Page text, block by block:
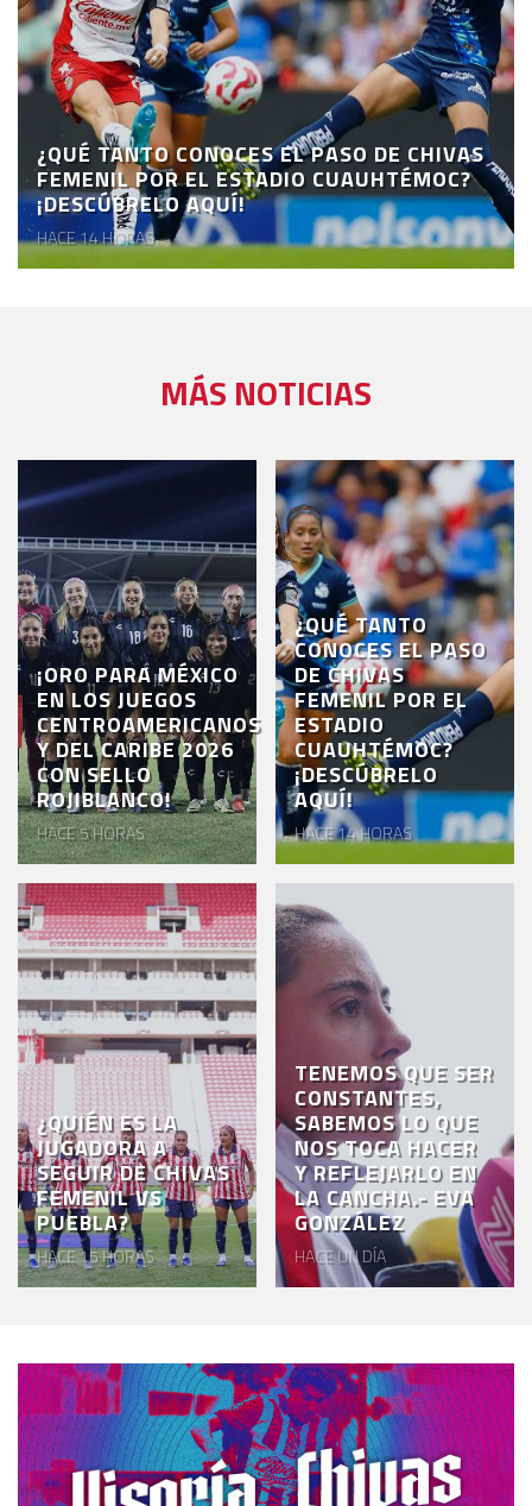
¿QUÉ TANTO CONOCES EL PASO DE CHIVAS
FEMENIL POR EL ESTADIO CUAUHTÉMOC?
¡DESCÚBRELO AQUÍ!
HACE 14 HORAS
MÁS NOTICIAS
¡ORO PARA MÉXICO
EN LOS JUEGOS
CENTROAMERICANOS
Y DEL CARIBE 2026
CON SELLO
ROJIBLANCO!
HACE 5 HORAS
¿QUÉ TANTO
CONOCES EL PASO
DE CHIVAS
FEMENIL POR EL
ESTADIO
CUAUHTÉMOC?
¡DESCÚBRELO
AQUÍ!
HACE 14 HORAS
¿QUIÉN ES LA
JUGADORA A
SEGUIR DE CHIVAS
FEMENIL VS
PUEBLA?
HACE 15 HORAS
TENEMOS QUE SER
CONSTANTES,
SABEMOS LO QUE
NOS TOCA HACER
Y REFLEJARLO EN
LA CANCHA.- EVA
GONZÁLEZ
HACE UN DÍA